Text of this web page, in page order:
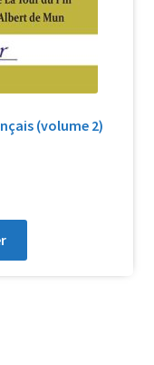
(volume 2)